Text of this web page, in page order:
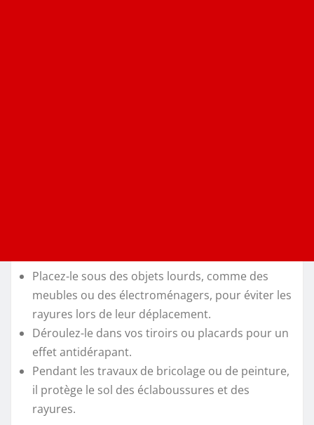
Placez-le sous des objets lourds, comme des
meubles ou des électroménagers, pour éviter les
rayures lors de leur déplacement.
Déroulez-le dans vos tiroirs ou placards pour un
effet antidérapant.
Pendant les travaux de bricolage ou de peinture,
il protège le sol des éclaboussures et des
rayures.